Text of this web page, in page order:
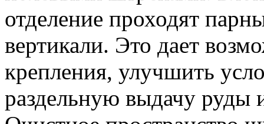
отделение проходят
вертикали. Это дает
крепления, улучшить
раздельную выдачу руды